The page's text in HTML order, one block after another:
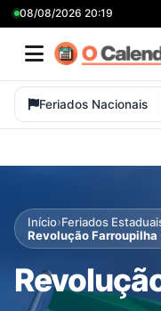
08/08/2026 20:19
Feriados Nacionais
Início›Feriados
Revolução Farroupilha